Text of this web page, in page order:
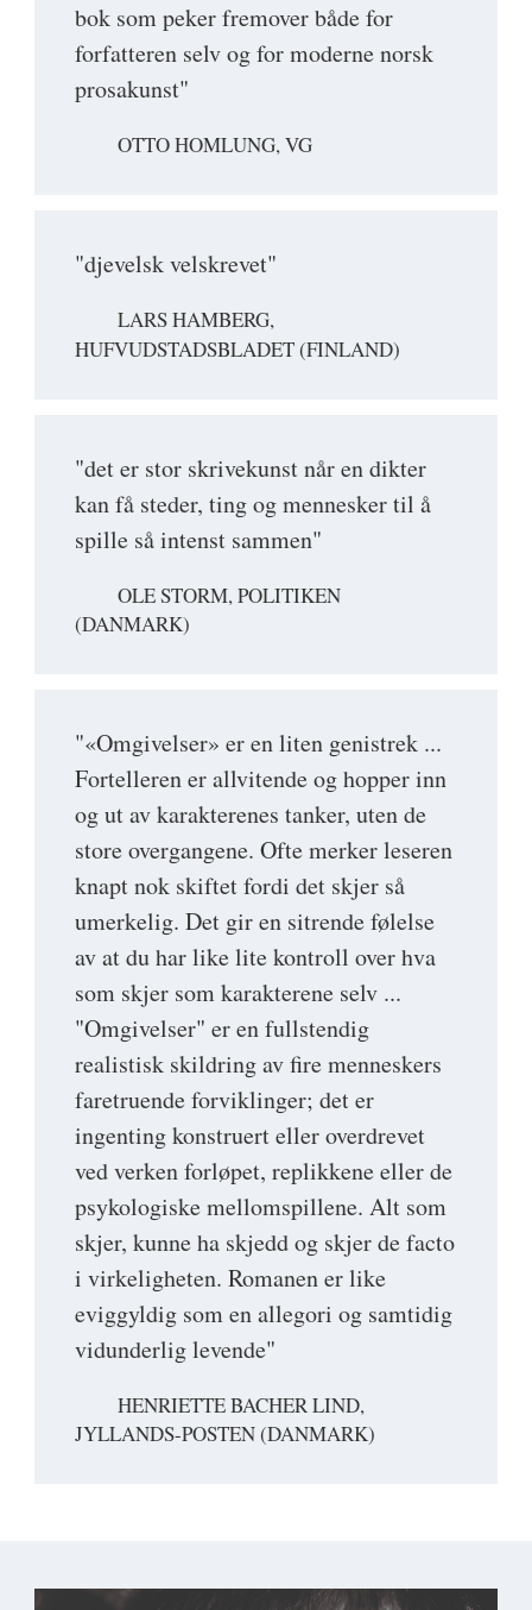
bok som peker fremover både for
forfatteren selv og for moderne norsk
prosakunst"
OTTO HOMLUNG, VG
"djevelsk velskrevet"
LARS HAMBERG,
HUFVUDSTADSBLADET (FINLAND)
"det er stor skrivekunst når en dikter
kan få steder, ting og mennesker til å
spille så intenst sammen"
OLE STORM, POLITIKEN
(DANMARK)
"«Omgivelser» er en liten genistrek ...
Fortelleren er allvitende og hopper inn
og ut av karakterenes tanker, uten de
store overgangene. Ofte merker leseren
knapt nok skiftet fordi det skjer så
umerkelig. Det gir en sitrende følelse
av at du har like lite kontroll over hva
som skjer som karakterene selv ...
"Omgivelser" er en fullstendig
realistisk skildring av fire menneskers
faretruende forviklinger; det er
ingenting konstruert eller overdrevet
ved verken forløpet, replikkene eller de
psykologiske mellomspillene. Alt som
skjer, kunne ha skjedd og skjer de facto
i virkeligheten. Romanen er like
eviggyldig som en allegori og samtidig
vidunderlig levende"
HENRIETTE BACHER LIND,
JYLLANDS-POSTEN (DANMARK)